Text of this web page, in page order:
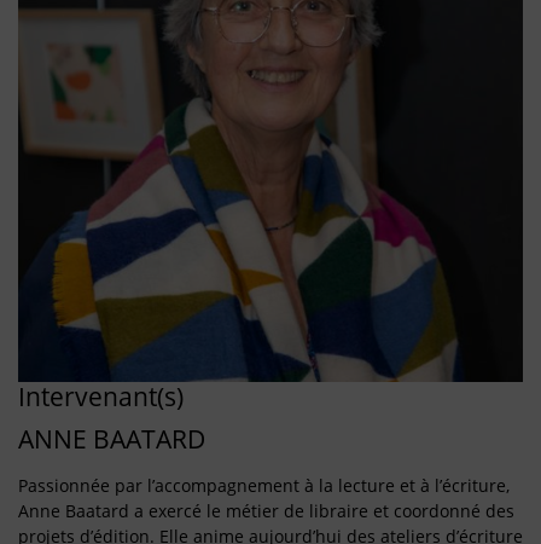
Intervenant(s)
ANNE BAATARD
Passionnée par l’accompagnement à la lecture et à l’écriture,
Anne Baatard a exercé le métier de libraire et coordonné des
projets d’édition. Elle anime aujourd’hui des ateliers d’écriture